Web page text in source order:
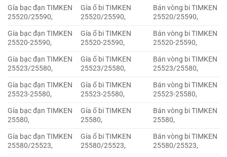
Gía bạc đạn TIMKEN
25520/25590,
Gía ổ bi TIMKEN
25520/25590,
Bán vòng bi TIMKEN
25520/25590,
Gía bạc đạn TIMKEN
25520-25590,
Gía ổ bi TIMKEN
25520-25590,
Bán vòng bi TIMKEN
25520-25590,
Gía bạc đạn TIMKEN
25523/25580,
Gía ổ bi TIMKEN
25523/25580,
Bán vòng bi TIMKEN
25523/25580,
Gía bạc đạn TIMKEN
25523-25580,
Gía ổ bi TIMKEN
25523-25580,
Bán vòng bi TIMKEN
25523-25580,
Gía bạc đạn TIMKEN
25580,
Gía ổ bi TIMKEN
25580,
Bán vòng bi TIMKEN
25580,
Gía bạc đạn TIMKEN
25580/25523,
Gía ổ bi TIMKEN
25580/25523,
Bán vòng bi TIMKEN
25580/25523,